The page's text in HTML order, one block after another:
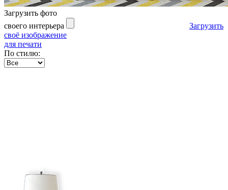
Загрузить фото
своего интерьера
Загрузить
своё изображение
для печати
По стилю: